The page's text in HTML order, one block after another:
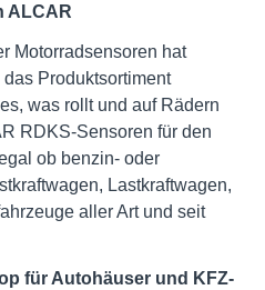
ALCAR
Motorradsensoren hat
Produktsortiment
was rollt und auf Rädern
RDKS-Sensoren für den
ob benzin- oder
Lastkraftwagen,
aller Art und seit
für Autohäuser und KFZ-